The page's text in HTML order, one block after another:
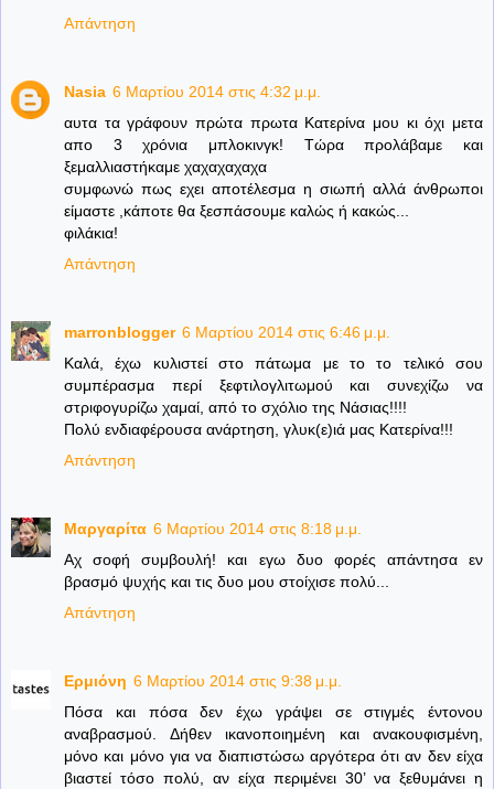
Απάντηση
Nasia 6 Μαρτίου 2014 στις 4:32 μ.μ.
αυτα τα γράφουν πρώτα πρωτα Κατερίνα μου κι όχι μετα
απο 3 χρόνια μπλοκινγκ! Τώρα προλάβαμε και
ξεμαλλιαστήκαμε χαχαχαχαχα
συμφωνώ πως εχει αποτέλεσμα η σιωπή αλλά άνθρωποι
είμαστε ,κάποτε θα ξεσπάσουμε καλώς ή κακώς...
φιλάκια!
Απάντηση
marronblogger 6 Μαρτίου 2014 στις 6:46 μ.μ.
Καλά, έχω κυλιστεί στο πάτωμα με το το τελικό σου
συμπέρασμα περί ξεφτιλογλιτωμού και συνεχίζω να
στριφογυρίζω χαμαί, από το σχόλιο της Νάσιας!!!!
Πολύ ενδιαφέρουσα ανάρτηση, γλυκ(ε)ιά μας Κατερίνα!!!
Απάντηση
Μαργαρίτα 6 Μαρτίου 2014 στις 8:18 μ.μ.
Αχ σοφή συμβουλή! και εγω δυο φορές απάντησα εν
βρασμό ψυχής και τις δυο μου στοίχισε πολύ...
Απάντηση
Ερμιόνη 6 Μαρτίου 2014 στις 9:38 μ.μ.
Πόσα και πόσα δεν έχω γράψει σε στιγμές έντονου
αναβρασμού. Δήθεν ικανοποιημένη και ανακουφισμένη,
μόνο και μόνο για να διαπιστώσω αργότερα ότι αν δεν είχα
βιαστεί τόσο πολύ, αν είχα περιμένει 30’ να ξεθυμάνει η